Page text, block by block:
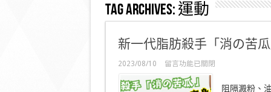
Tag Archives:運動
新一代脂肪殺手「消の苦
2023/08/10
在
一
留言功能已關閉
阻隔澱粉、